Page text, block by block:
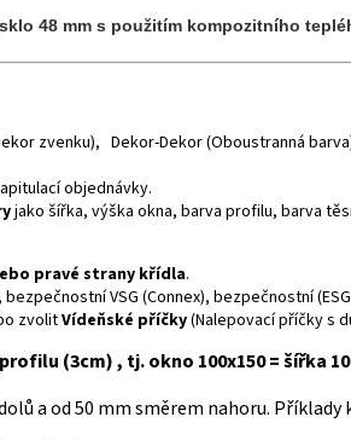
48 mm s použitím kompozitního
zvenku), Dekor-Dekor (Oboustranná
objednávky.
jako šířka, výška okna, barva profilu, barva
pravé strany křídla.
VSG (Connex), bezpečnostní
zvolitVídeňské příčky(Nalepovací příčky s
(3cm) , tj. okno 100x150 = šířka
a od 50 mm směrem nahoru. Příklady